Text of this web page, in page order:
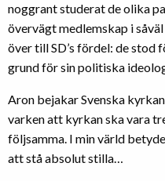
noggrant studerat de olika
övervägt medlemskap i
över till SD’s fördel: de stod
grund för sin politiska
Aron bejakar Svenska
varken att kyrkan ska vara
följsamma. I min värld
att stå absolut stilla…